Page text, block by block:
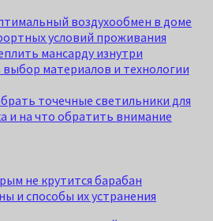
воздухообмен в доме
условий проживания
мансарду изнутри
материалов и технологии
точечные светильники для
и на что обратить внимание
не крутится барабан
и способы их устранения